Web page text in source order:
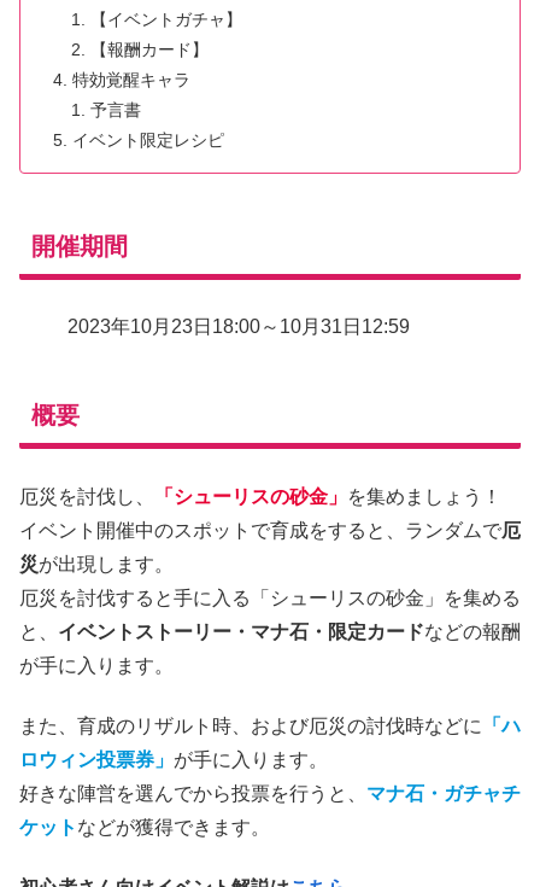
【イベントガチャ】
【報酬カード】
特効覚醒キャラ
予言書
イベント限定レシピ
開催期間
2023年10月23日18:00～10月31日12:59
概要
厄災を討伐し、 「シューリスの砂金」 を集めましょう！
イベント開催中のスポットで育成をすると、ランダムで厄
災が出現します。
厄災を討伐すると手に入る「シューリスの砂金」を集める
と、 イベントストーリー・マナ石・限定カードなどの報酬
が手に入ります。
また、育成のリザルト時、および厄災の討伐時などに
「ハ
ロウィン投票券」 が手に入ります。
好きな陣営を選んでから投票を行うと、 マナ石・ガチャチ
ケット などが獲得できます。